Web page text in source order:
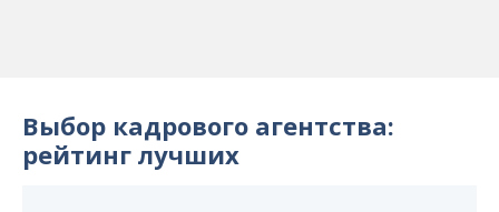
Выбор кадрового агентства:
рейтинг лучших